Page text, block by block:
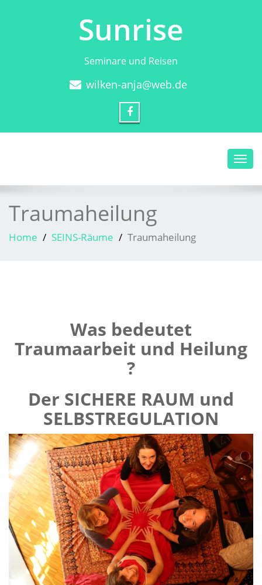
Sunrise
Seminare und Reisen
wilken-anja@web.de
Traumaheilung
Home SEINS-Räume Traumaheilung
Was bedeutet
Traumaarbeit und Heilung
?
Der SICHERE RAUM und
SELBSTREGULATION